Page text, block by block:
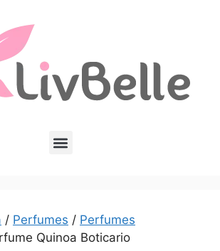
/ Perfumes / Perfumes
Quinoa Boticario